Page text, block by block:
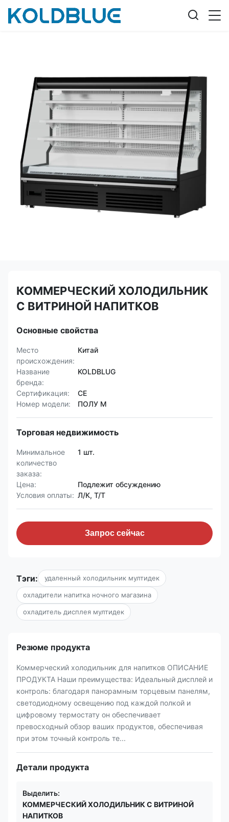
КОММЕРЧЕСКИЙ ХОЛОДИЛЬНИК
С ВИТРИНОЙ НАПИТКОВ
Основные свойства
Место
происхождения:
Китай
Название
бренда:
KOLDBLUG
Сертификация:
CE
Номер модели:
ПОЛУ М
Торговая недвижимость
Минимальное
количество
заказа:
1 шт.
Цена:
Подлежит обсуждению
Условия оплаты: Л/К, Т/Т
Запрос сейчас
Тэги: удаленный холодильник мултидек
охладители напитка ночного магазина
охладитель дисплея мултидек
Резюме продукта
Коммерческий холодильник для напитков ОПИСАНИЕ
ПРОДУКТА Наши преимущества: Идеальный дисплей и
контроль: благодаря панорамным торцевым панелям,
светодиодному освещению под каждой полкой и
цифровому термостату он обеспечивает
превосходный обзор ваших продуктов, обеспечивая
при этом точный контроль те...
Детали продукта
Выделить:
КОММЕРЧЕСКИЙ ХОЛОДИЛЬНИК С ВИТРИНОЙ
НАПИТКОВ